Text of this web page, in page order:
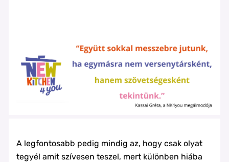
A legfontosabb pedig mindig az, hogy csak olyat
tegyél amit szívesen teszel, mert különben hiába